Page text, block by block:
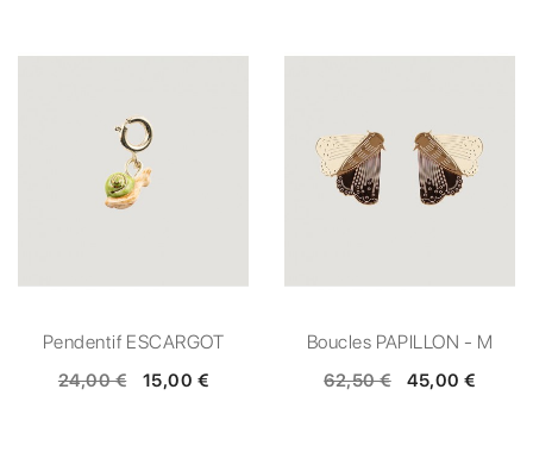
Pendentif ESCARGOT
24,00 € 15,00 €
Boucles PAPILLON - M
62,50 € 45,00 €